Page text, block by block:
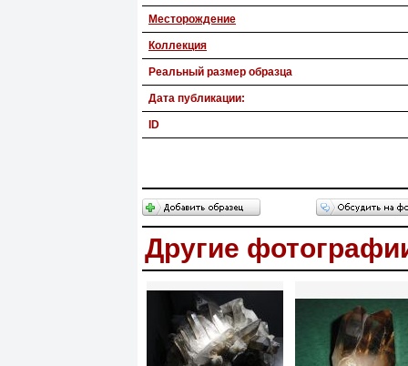
Месторождение
Коллекция
Реальный размер образца
Дата публикации:
ID
Другие